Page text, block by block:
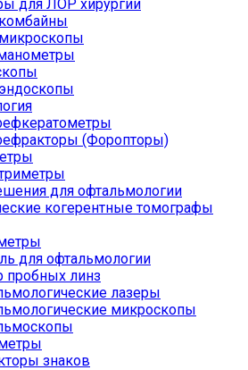
для ЛОР хирургии
(Форопторы)
для офтальмологии
когерентные томографы
для офтальмологии
пробных линз
лазеры
микроскопы
знаков